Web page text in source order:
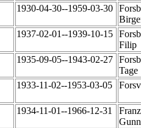
1930-04-30--1959-03-30
1937-02-01--1939-10-15
Filip
1935-09-05--1943-02-27
Tage
1933-11-02--1953-03-05
1934-11-01--1966-12-31